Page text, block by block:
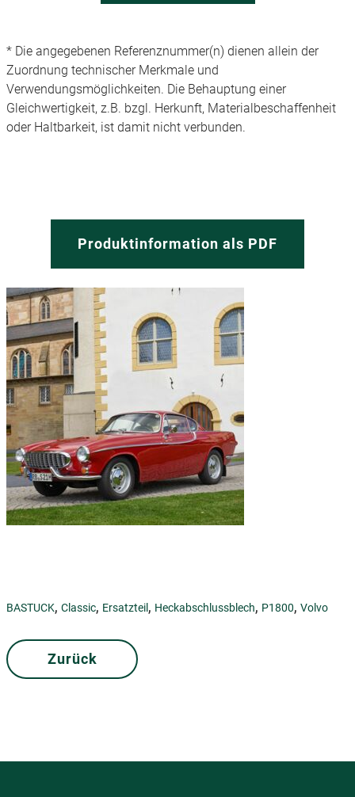
* Die angegebenen Referenznummer(n) dienen allein der
Zuordnung technischer Merkmale und
Verwendungsmöglichkeiten. Die Behauptung einer
Gleichwertigkeit, z.B. bzgl. Herkunft, Materialbeschaffenheit
oder Haltbarkeit, ist damit nicht verbunden.
Produktinformation als PDF
BASTUCK, Classic, Ersatzteil , Heckabschlussblech, P1800, Volvo
Zurück